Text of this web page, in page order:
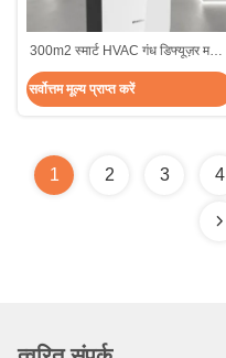
300m2 स्मार्ट HVAC गंध डिफ्यूज़र मशीन
इलेक्ट्रिक ऑयल अरोमा मशीन FCC
सर्वोत्तम मूल्य प्राप्त करें
1 2 3 4